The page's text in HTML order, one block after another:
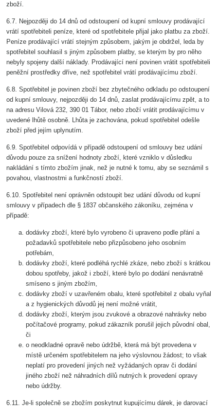
zboží.
6.7. Nejpozději do 14 dnů od odstoupení od kupní smlouvy prodávající
vrátí spotřebiteli peníze, které od spotřebitele přijal jako platbu za zboží.
Peníze prodávající vrátí stejným způsobem, jakým je obdržel, leda by
spotřebitel souhlasil s jiným způsobem platby, se kterým by pro něho
nebyly spojeny další náklady. Prodávající není povinen vrátit spotřebiteli
peněžní prostředky dříve, než spotřebitel vrátí prodávajícímu zboží.
6.8. Spotřebitel je povinen zboží bez zbytečného odkladu po odstoupení
od kupní smlouvy, nejpozději do 14 dnů, zaslat prodávajícímu zpět, a to
na adresu Vilová 232, 390 01 Tábor, nebo zboží vrátit prodávajícímu v
uvedené lhůtě osobně. Lhůta je zachována, pokud spotřebitel odešle
zboží před jejím uplynutím.
6.9. Spotřebitel odpovídá v případě odstoupení od smlouvy bez udání
důvodu pouze za snížení hodnoty zboží, které vzniklo v důsledku
nakládání s tímto zbožím jinak, než je nutné k tomu, aby se seznámil s
povahou, vlastnostmi a funkčností zboží.
6.10. Spotřebitel není oprávněn odstoupit bez udání důvodu od kupní
smlouvy v případech dle § 1837 občanského zákoníku, zejména v
případě:
dodávky zboží, které bylo vyrobeno či upraveno podle přání a
požadavků spotřebitele nebo přizpůsobeno jeho osobním
potřebám,
dodávky zboží, které podléhá rychlé zkáze, nebo zboží s krátkou
dobou spotřeby, jakož i zboží, které bylo po dodání nenávratně
smíseno s jiným zbožím,
dodávky zboží v uzavřeném obalu, které spotřebitel z obalu vyňal
a z hygienických důvodů jej není možné vrátit,
dodávky zboží, kterým jsou zvukové a obrazové nahrávky nebo
počítačové programy, pokud zákazník porušil jejich původní obal,
či
o neodkladné opravě nebo údržbě, která má být provedena v
místě určeném spotřebitelem na jeho výslovnou žádost; to však
neplatí pro provedení jiných než vyžádaných oprav či dodání
jiného zboží než náhradních dílů nutných k provedení opravy
nebo údržby.
6.11. Je-li společně se zbožím poskytnut kupujícímu dárek, je darovací